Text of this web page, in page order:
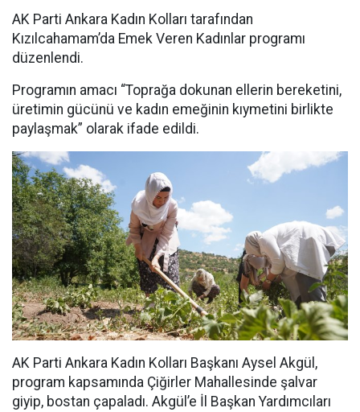
AK Parti Ankara Kadın Kolları tarafından
Kızılcahamam’da Emek Veren Kadınlar programı
düzenlendi.
Programın amacı “Toprağa dokunan ellerin bereketini,
üretimin gücünü ve kadın emeğinin kıymetini birlikte
paylaşmak” olarak ifade edildi.
AK Parti Ankara Kadın Kolları Başkanı Aysel Akgül,
program kapsamında Çiğirler Mahallesinde şalvar
giyip, bostan çapaladı. Akgül’e İl Başkan Yardımcıları